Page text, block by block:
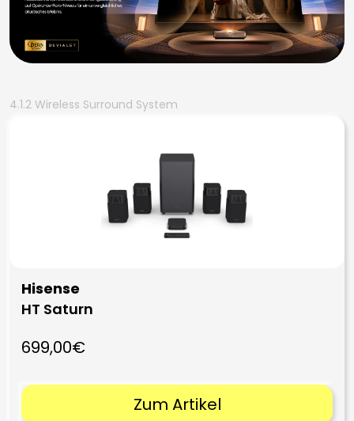
4.1.2 Wireless Surround System
Hisense
HT Saturn
699,00€
Zum Artikel